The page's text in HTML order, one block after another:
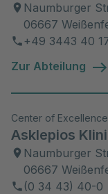
Naumburger
06667
+49 3443 40
Zur Abteilung
Asklepios
Naumburger
06667
(0 34 43) 40-0